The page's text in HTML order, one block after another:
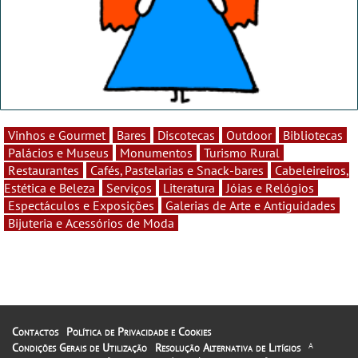
Vinhos e Gourmet Bares Discotecas Outdoor
Bibliotecas
Palácios e Museus
Monumentos
Turismo Rural
Restaurantes
Cafés, Pastelarias e Snack-bares
Cabeleireiros,
Estética e Beleza
Serviços Literatura
Jóias e Relógios
Espectáculos e Exposições
Galerias de Arte e Antiguidades
Bijuteria e Acessórios de Moda
Contactos
Política de Privacidade e Cookies
Condições Gerais de Utilização
Resolução Alternativa de Litígios
A